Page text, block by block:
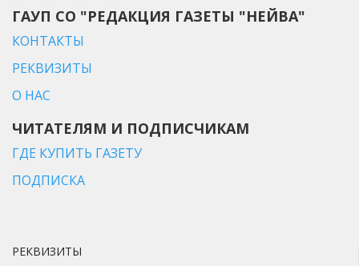
ГАУП СО "РЕДАКЦИЯ ГАЗЕТЫ "НЕЙВА"
КОНТАКТЫ
РЕКВИЗИТЫ
О НАС
ЧИТАТЕЛЯМ И ПОДПИСЧИКАМ
ГДЕ КУПИТЬ ГАЗЕТУ
ПОДПИСКА
РЕКВИЗИТЫ